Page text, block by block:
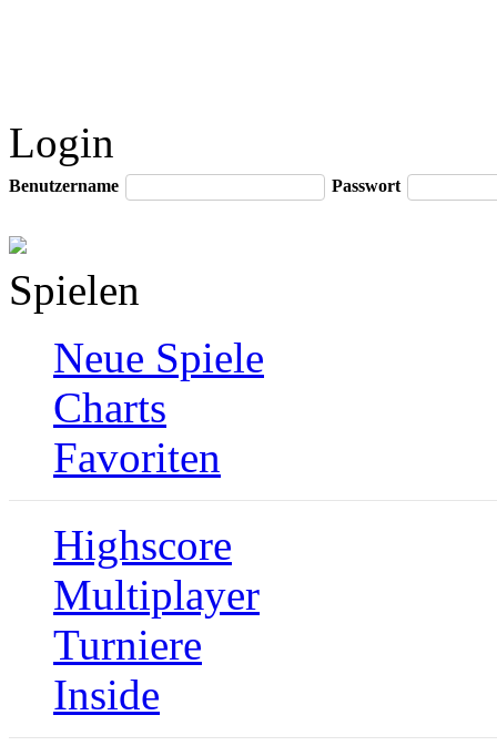
Login
Benutzername Passwort
Spielen
Neue Spiele
Charts
Favoriten
Highscore
Multiplayer
Turniere
Inside